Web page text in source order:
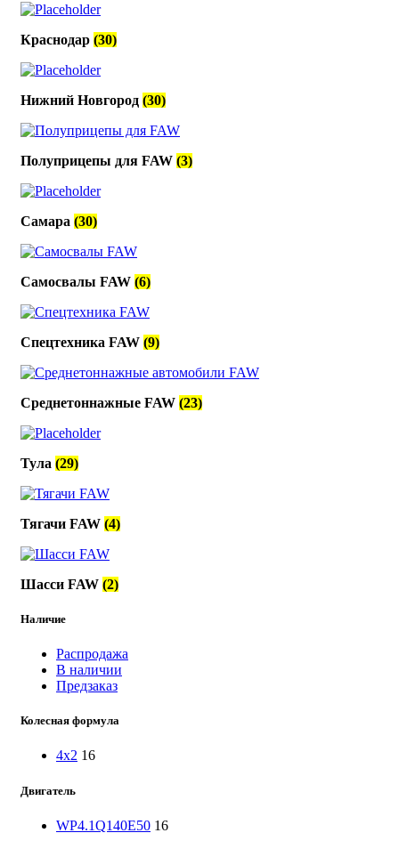
Краснодар (30)
Нижний Новгород (30)
Полуприцепы для FAW (3)
Самара (30)
Самосвалы FAW (6)
Спецтехника FAW (9)
Среднетоннажные FAW (23)
Тула (29)
Тягачи FAW (4)
Шасси FAW (2)
Наличие
Распродажа
В наличии
Предзаказ
Колесная формула
4x2 16
Двигатель
WP4.1Q140E50 16